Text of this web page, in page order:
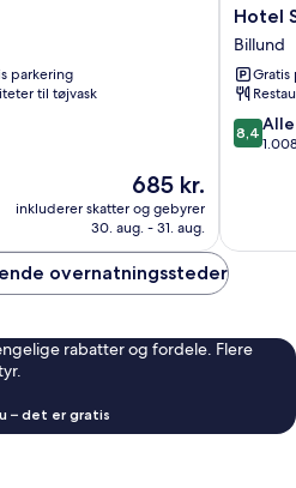
parkering
til tøjvask
Prisen
685 kr.
685 kr.
inkluderer skatter og gebyrer
30. aug. - 31. aug.
Hotel
Svanen,
Stays
&
BW
Hotel
Billund
Gratis
8.4
ud
8,4
overnatningssteder
rabatter og fordele. Flere
– det er gratis